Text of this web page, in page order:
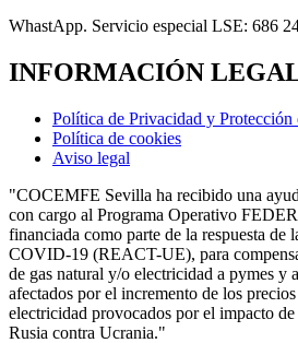
WhastApp. Servicio especial LSE: 686
INFORMACIÓN
Política de Privacidad y Protección
Política de cookies
Aviso legal
"COCEMFE Sevilla ha recibido una
con cargo al Programa Operativo
financiada como parte de la respuesta de
COVID-19 (REACT-UE), para
de gas natural y/o electricidad a pymes y
afectados por el incremento de los
electricidad provocados por el impacto
Rusia contra Ucrania."